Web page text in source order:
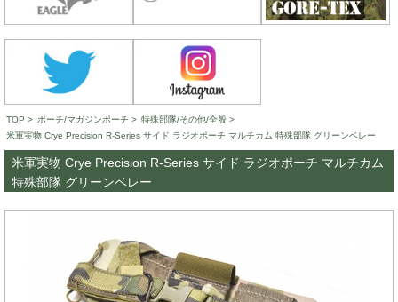
TOP > ポーチ/マガジンポーチ > 特殊部隊/その他/全般 >
米軍実物 Crye Precision R-Series サイド ラジオポーチ マルチカム 特殊部隊 グリーンベレー
米軍実物 Crye Precision R-Series サイド ラジオポーチ マルチカム
特殊部隊 グリーンベレー